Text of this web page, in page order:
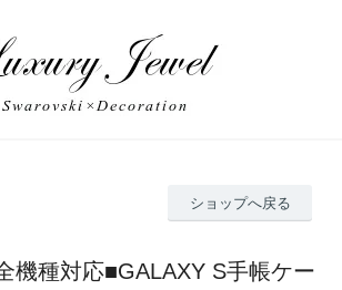
ショップへ戻る
機種対応■GALAXY S手帳ケー